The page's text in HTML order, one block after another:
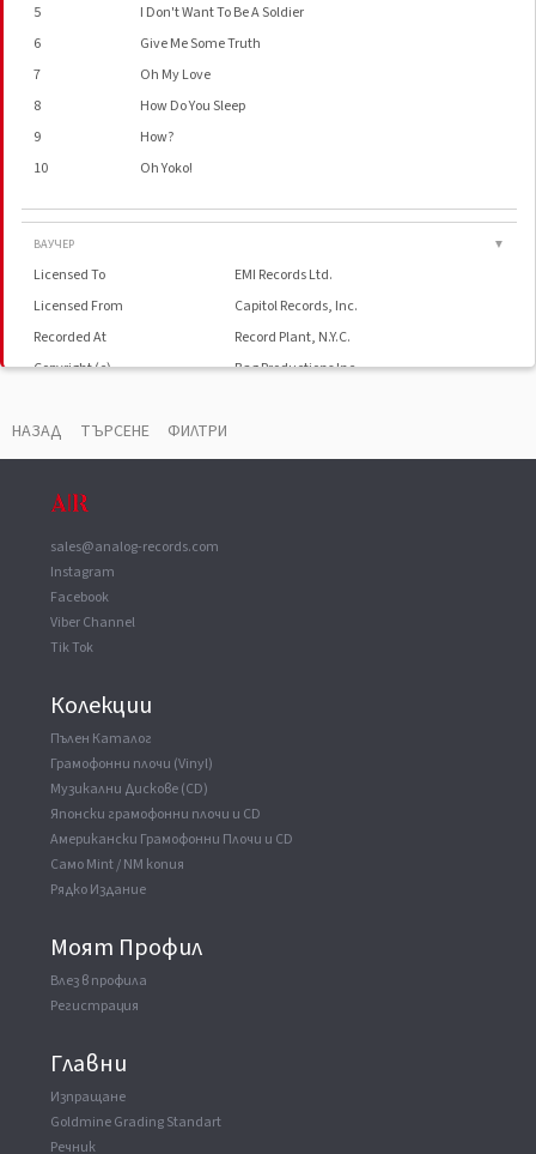
5
I Don't Want To Be A Soldier
6
Give Me Some Truth
7
Oh My Love
8
How Do You Sleep
9
How?
10
Oh Yoko!
ВАУЧЕР ▼
Licensed To
EMI Records Ltd.
Licensed From
Capitol Records, Inc.
Recorded At
Record Plant, N.Y.C.
Copyright (c)
Bag Productions Inc.
НАЗАД ТЪРСЕНЕ ФИЛТРИ
sales@analog-records.com
Instagram
Facebook
Viber Channel
Tik Tok
Колекции
Пълен Каталог
Грамофонни плочи (Vinyl)
Музикални Дискове (CD)
Японски грамофонни плочи и CD
Американски Грамофонни Плочи и CD
Само Mint / NM копия
Рядко Издание
Моят Профил
Влез в профила
Регистрация
Главни
Изпращане
Goldmine Grading Standart
Речник